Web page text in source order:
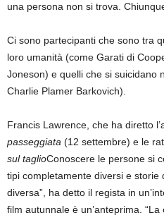
una persona non si trova.
Ci sono partecipanti che sono tra
loro umanità (come Garati di
Joneson) e quelli che si suicidano
Charlie Plamer Barkovich).
Francis Lawrence, che ha diretto
passeggiata (12 settembre) e le
sul taglioConoscere le persone si
tipi completamente diversi e
diversa”, ha detto il regista in
film autunnale è un’anteprima.